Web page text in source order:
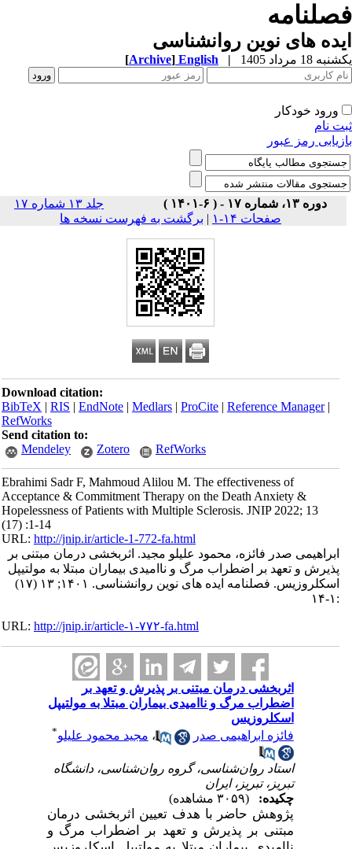
های نوین روانشناسی
18 مرداد 1405 |
English
[Archive]
ورود خودکار
نام
رمز عبور
دوره ۱۳، شماره ۱۷ - ( ۶-۱۴۰۱ )
جلد ۱۳ شماره ۱۷
صفحات ۱۴-۱
| برگشت به فهرست نسخه ها
Download citation:
BibTeX|RIS|EndNote|Medlars|ProCite|Reference Manager
RefWorks
Send citation to:
Mendeley
Zotero RefWorks
Ebrahimi Sadr F, Mahmoud Alilou M. The effectiveness of
Acceptance & Commitment Therapy on the Death Anxiety &
Hopelessness of Patients with Multiple Sclerosis. JNIP 2022; 13
(17) :1-14
URL:http://jnip.ir/article-1-772-fa.html
ابراهیمی صدر فائزه، محمود علیلو مجید. اثربخشی درمان مبتنی بر
پذیرش و تعهد بر اضطراب مرگ و ناامیدی بیماران مبتلا به مولتیپل
اسکلروزیس. فصلنامه ایده های نوین روانشناسی. ۱۴۰۱; ۱۳ (۱۷)
URL:http://jnip.ir/article-۱-۷۷۲-fa.html
اثربخشی درمان مبتنی بر پذیرش و تعهد بر
اضطراب مرگ و ناامیدی بیماران مبتلا به مولتیپل
اسکلروزیس
فائزه ابراهیمی صدر
،مجید محمود علیلو*
استاد روان‌شناسی، گروه روان‌شناسی، دانشگاه
تبریز، تبریز، ایران
چکیده:
پژوهش حاضر با هدف تعیین اثربخشی درمان
مبتنی بر پذیرش و تعهد بر اضطراب مرگ و